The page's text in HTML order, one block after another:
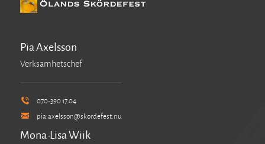
Pia Axelsson
Verksamhetschef
070-390 17 04
pia.axelsson@skordefest.nu
Mona-Lisa Wiik